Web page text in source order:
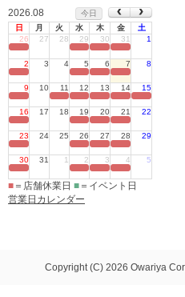
2026.08
今日
日
月 火 水 木 金
土
26
27 28 29 30 31 1
2 3 4 5 6 7 8
9 10 11 12 13 14 15
16 17 18 19 20 21 22
23 24 25 26 27 28 29
30 31 1 2 3 4 5
■ ＝店舗休業日 ■ ＝イベント日
営業日カレンダー
Copyright (C) 2026 Owariya